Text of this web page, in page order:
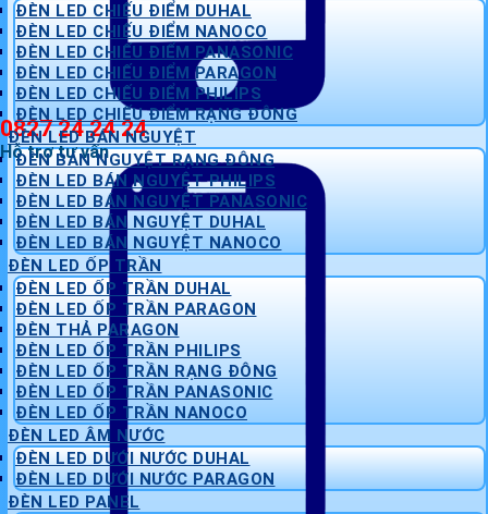
0827 24 24 24
Hỗ trợ tư vấn
ĐÈN LED CHIẾU ĐIỂM DUHAL
ĐÈN LED CHIẾU ĐIỂM NANOCO
ĐÈN LED CHIẾU ĐIỂM PANASONIC
ĐÈN LED CHIẾU ĐIỂM PARAGON
ĐÈN LED CHIẾU ĐIỂM PHILIPS
ĐÈN LED CHIẾU ĐIỂM RẠNG ĐÔNG
ĐÈN LED BÁN NGUYỆT
ĐÈN BÁN NGUYỆT RẠNG ĐÔNG
ĐÈN LED BÁN NGUYỆT PHILIPS
ĐÈN LED BÁN NGUYỆT PANASONIC
ĐÈN LED BÁN NGUYỆT DUHAL
ĐÈN LED BÁN NGUYỆT NANOCO
ĐÈN LED ỐP TRẦN
ĐÈN LED ỐP TRẦN DUHAL
ĐÈN LED ỐP TRẦN PARAGON
ĐÈN THẢ PARAGON
ĐÈN LED ỐP TRẦN PHILIPS
ĐÈN LED ỐP TRẦN RẠNG ĐÔNG
ĐÈN LED ỐP TRẦN PANASONIC
ĐÈN LED ỐP TRẦN NANOCO
ĐÈN LED ÂM NƯỚC
ĐÈN LED DƯỚI NƯỚC DUHAL
ĐÈN LED DƯỚI NƯỚC PARAGON
ĐÈN LED PANEL